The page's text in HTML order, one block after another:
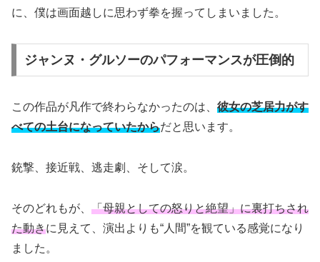
に、僕は画面越しに思わず拳を握ってしまいました。
ジャンヌ・グルソーのパフォーマンスが圧倒的
この作品が凡作で終わらなかったのは、 彼女の芝居力がす
べての土台になっていたからだと思います。
銃撃、接近戦、逃走劇、そして涙。
そのどれもが、 「母親としての怒りと絶望」に裏打ちされ
た動きに見えて、演出よりも“人間”を観ている感覚になり
ました。